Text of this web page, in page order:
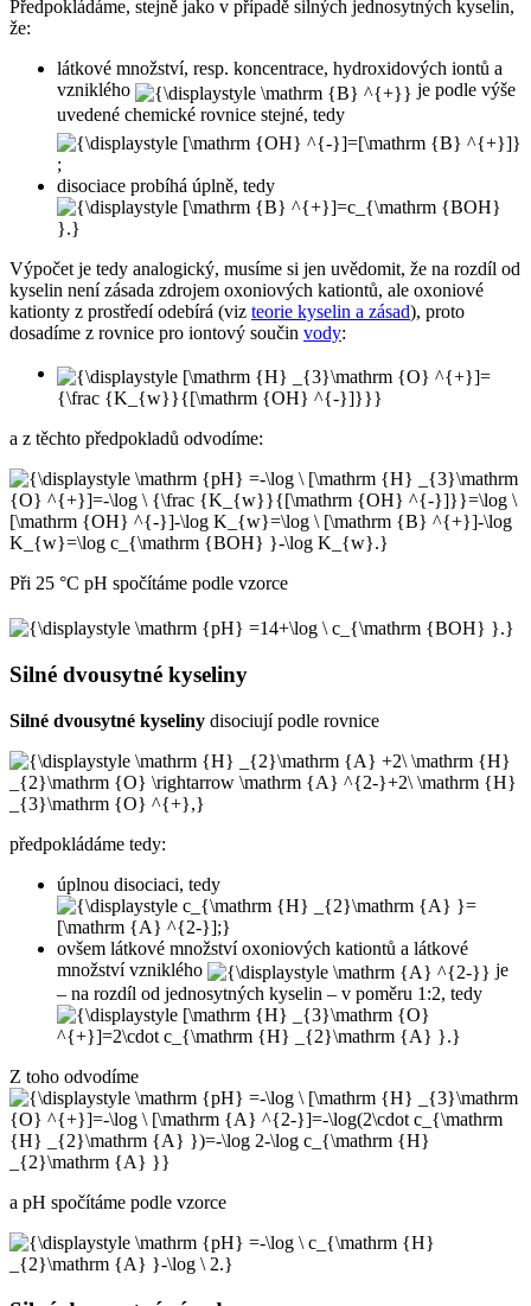
Předpokládáme, stejně jako v případě silných jednosytných kyselin,
že:
látkové množství, resp. koncentrace, hydroxidových iontů a
vzniklého
je podle výše
uvedené chemické rovnice stejné, tedy
;
disociace probíhá úplně, tedy
Výpočet je tedy analogický, musíme si jen uvědomit, že na rozdíl od
kyselin není zásada zdrojem oxoniových kationtů, ale oxoniové
kationty z prostředí odebírá (viz teorie kyselin a zásad), proto
dosadíme z rovnice pro iontový součin vody:
a z těchto předpokladů odvodíme:
Při 25 °C pH spočítáme podle vzorce
Silné dvousytné kyseliny
Silné dvousytné kyseliny disociují podle rovnice
předpokládáme tedy:
úplnou disociaci, tedy
ovšem látkové množství oxoniových kationtů a látkové
množství vzniklého
je
– na rozdíl od jednosytných kyselin – v poměru 1:2, tedy
Z toho odvodíme
a pH spočítáme podle vzorce